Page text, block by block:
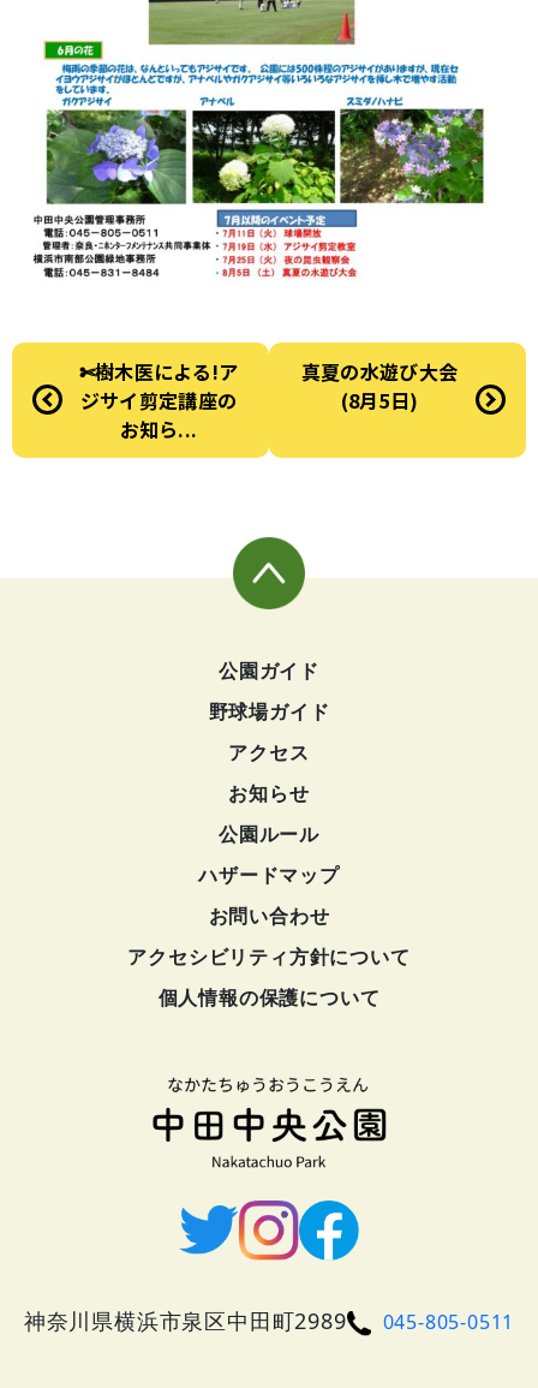
✄樹木医による!ア
ジサイ剪定講座の
お知ら...
真夏の水遊び大会
(8月5日)
公園ガイド
野球場ガイド
アクセス
お知らせ
公園ルール
ハザードマップ
お問い合わせ
アクセシビリティ方針について
個人情報の保護について
神奈川県横浜市泉区中田町2989 045-805-0511